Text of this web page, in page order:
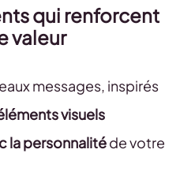
qui renforcent
valeur
messages, inspirés
visuels
la personnalitéde votre